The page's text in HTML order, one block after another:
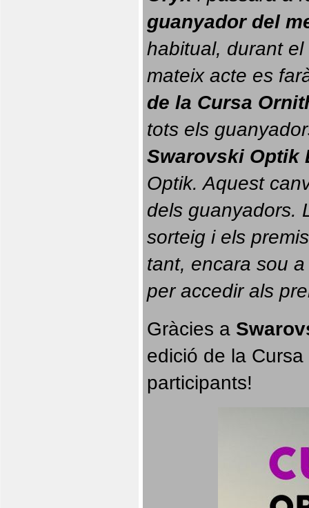
guanyador del
habitual, durant el
mateix acte es
de la Cursa
tots els
Swarovski Optik
Optik. Aquest
dels guanyadors.
sorteig i els
tant, encara sou
per accedir als
Gràcies a
edició de la
participants!